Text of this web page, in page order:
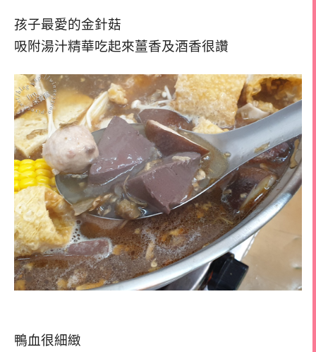
孩子最愛的金針菇
吸附湯汁精華吃起來薑香及酒香很讚
鴨血很細緻